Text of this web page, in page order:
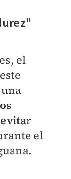
el
evitar
el